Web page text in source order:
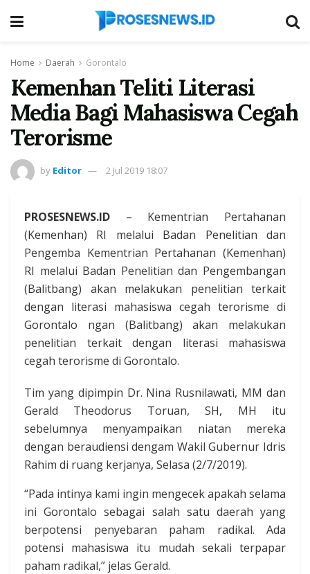
Home Daerah Gorontalo
Kemenhan Teliti Literasi
Media Bagi Mahasiswa Cegah
Terorisme
by Editor 2 Jul 2019 18:07
PROSESNEWS.ID – Kementrian Pertahanan
(Kemenhan) RI melalui Badan Penelitian dan
Pengemba Kementrian Pertahanan (Kemenhan)
RI melalui Badan Penelitian dan Pengembangan
(Balitbang) akan melakukan penelitian terkait
dengan literasi mahasiswa cegah terorisme di
Gorontalo ngan (Balitbang) akan melakukan
penelitian terkait dengan literasi mahasiswa
cegah terorisme di Gorontalo.
Tim yang dipimpin Dr. Nina Rusnilawati, MM dan
Gerald Theodorus Toruan, SH, MH itu
sebelumnya menyampaikan niatan mereka
dengan beraudiensi dengam Wakil Gubernur Idris
Rahim di ruang kerjanya, Selasa (2/7/2019).
“Pada intinya kami ingin mengecek apakah selama
ini Gorontalo sebagai salah satu daerah yang
berpotensi penyebaran paham radikal. Ada
potensi mahasiswa itu mudah sekali terpapar
paham radikal,” jelas Gerald.